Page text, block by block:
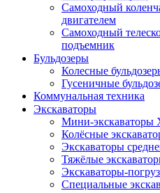
Самоходный
двигателем
Самоходный
подъемник
Бульдозеры
Колесные
Гусеничные
Коммунальная техника
Экскаваторы
Мини-экскаваторы
Колёсные
Экскаваторы
Тяжёлые
Экскаваторы-
Специальные